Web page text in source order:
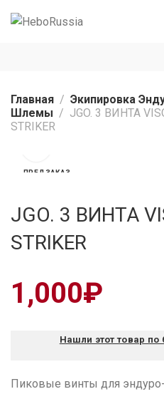
Главная
Экипировка
Шлемы
JGO. 3 ВИНТА
STRIKER
ПРЕДЗАКАЗ
JGO. 3 ВИНТА
STRIKER
1,000₽
Нашли этот товар по
Пиковые винты для